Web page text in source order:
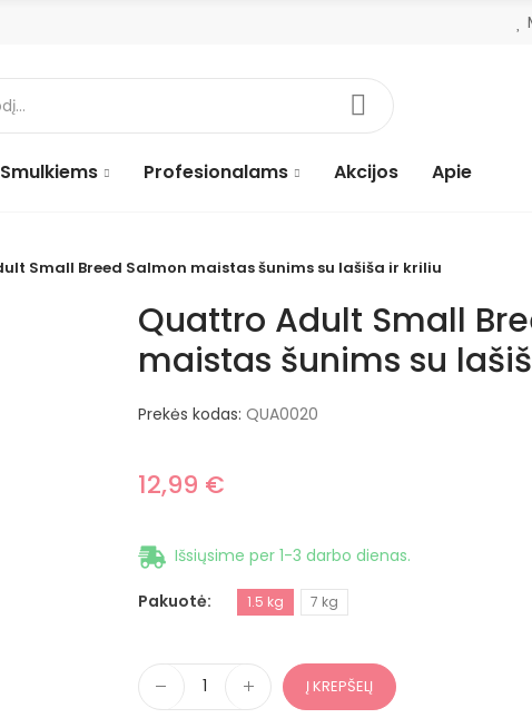
Smulkiems Profesionalams Akcijos Apie
Small Breed Salmon maistas šunims su lašiša ir kriliu
Quattro Adult Small
maistas šunims su
Prekės kodas: QUA0020
12,99 €
Išsiųsime per 1-3 darbo dienas.
Pakuotė 1.5 kg 7 kg
Į KREPŠELĮ